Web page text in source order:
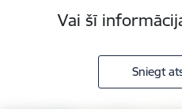
Vai šī
Sniegt